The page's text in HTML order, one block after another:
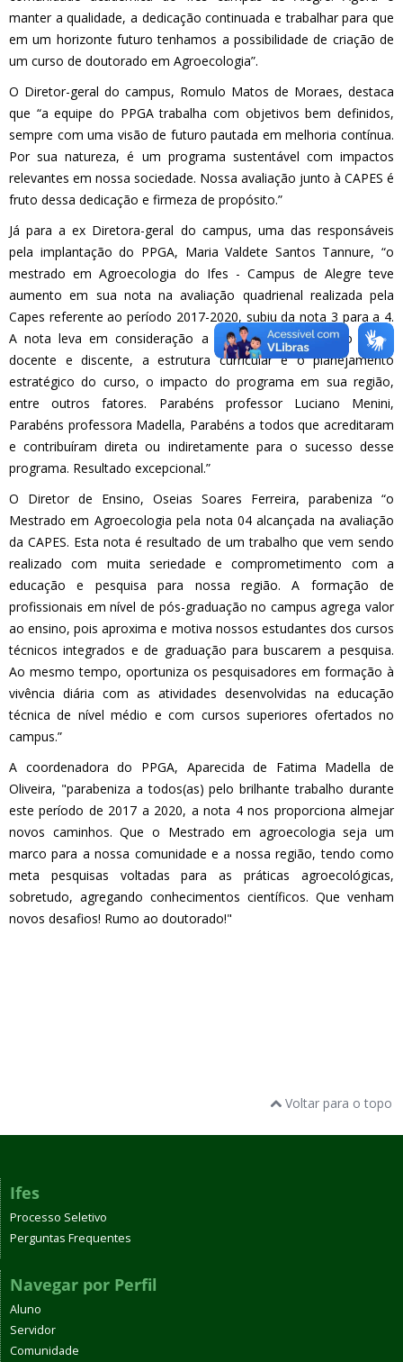
manter a qualidade, a dedicação continuada e trabalhar para que
em um horizonte futuro tenhamos a possibilidade de criação de
um curso de doutorado em Agroecologia”.
O Diretor-geral do campus, Romulo Matos de Moraes, destaca
que “a equipe do PPGA trabalha com objetivos bem definidos,
sempre com uma visão de futuro pautada em melhoria contínua.
Por sua natureza, é um programa sustentável com impactos
relevantes em nossa sociedade. Nossa avaliação junto à CAPES é
fruto dessa dedicação e firmeza de propósito.”
Já para a ex Diretora-geral do campus, uma das responsáveis
pela implantação do PPGA, Maria Valdete Santos Tannure, “o
mestrado em Agroecologia do Ifes - Campus de Alegre teve
aumento em sua nota na avaliação quadrienal realizada pela
Capes referente ao período 2017-2020, subiu da nota 3 para a 4.
A nota leva em consideração a produção científica do corpo
docente e discente, a estrutura curricular e o planejamento
estratégico do curso, o impacto do programa em sua região,
entre outros fatores. Parabéns professor Luciano Menini,
Parabéns professora Madella, Parabéns a todos que acreditaram
e contribuíram direta ou indiretamente para o sucesso desse
programa. Resultado excepcional.”
O Diretor de Ensino, Oseias Soares Ferreira, parabeniza “o
Mestrado em Agroecologia pela nota 04 alcançada na avaliação
da CAPES. Esta nota é resultado de um trabalho que vem sendo
realizado com muita seriedade e comprometimento com a
educação e pesquisa para nossa região. A formação de
profissionais em nível de pós-graduação no campus agrega valor
ao ensino, pois aproxima e motiva nossos estudantes dos cursos
técnicos integrados e de graduação para buscarem a pesquisa.
Ao mesmo tempo, oportuniza os pesquisadores em formação à
vivência diária com as atividades desenvolvidas na educação
técnica de nível médio e com cursos superiores ofertados no
campus.”
A coordenadora do PPGA, Aparecida de Fatima Madella de
Oliveira, "parabeniza a todos(as) pelo brilhante trabalho durante
este período de 2017 a 2020, a nota 4 nos proporciona almejar
novos caminhos. Que o Mestrado em agroecologia seja um
marco para a nossa comunidade e a nossa região, tendo como
meta pesquisas voltadas para as práticas agroecológicas,
sobretudo, agregando conhecimentos científicos. Que venham
novos desafios! Rumo ao doutorado!"
Voltar para o topo
Ifes
Processo Seletivo
Perguntas Frequentes
Navegar por Perfil
Aluno
Servidor
Comunidade